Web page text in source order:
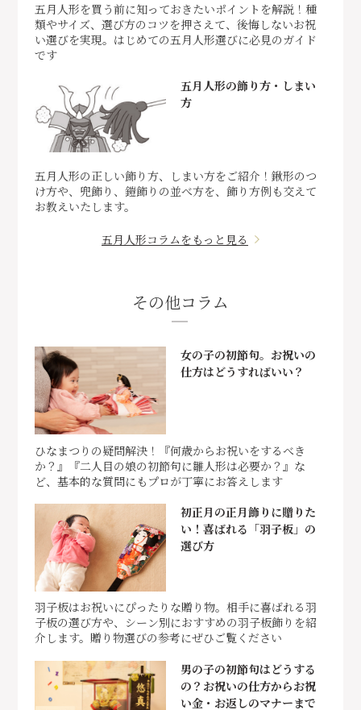
五月人形を買う前に知っておきたいポイントを解説！種
類やサイズ、選び方のコツを押さえて、後悔しないお祝
い選びを実現。はじめての五月人形選びに必見のガイド
です
五月人形の飾り方・しまい
方
五月人形の正しい飾り方、しまい方をご紹介！鍬形のつ
け方や、兜飾り、鎧飾りの並べ方を、飾り方例も交えて
お教えいたします。
五月人形コラムをもっと見る
その他コラム
女の子の初節句。お祝いの
仕方はどうすればいい？
ひなまつりの疑問解決！『何歳からお祝いをするべき
か？』『二人目の娘の初節句に雛人形は必要か？』な
ど、基本的な質問にもプロが丁寧にお答えします
初正月の正月飾りに贈りた
い！喜ばれる「羽子板」の
選び方
羽子板はお祝いにぴったりな贈り物。相手に喜ばれる羽
子板の選び方や、シーン別におすすめの羽子板飾りを紹
介します。贈り物選びの参考にぜひご覧ください
男の子の初節句はどうする
の？お祝いの仕方からお祝
い金・お返しのマナーまで